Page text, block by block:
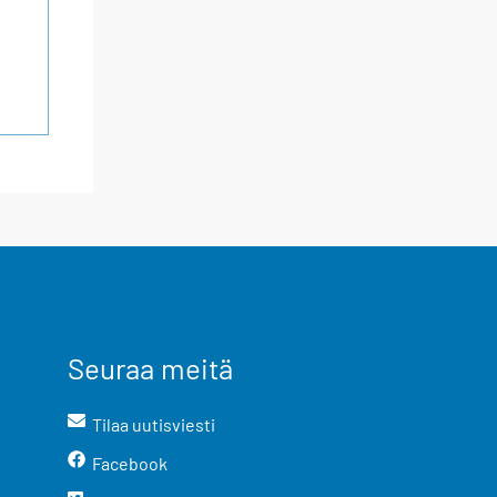
Seuraa meitä
Tilaa uutisviesti
Facebook